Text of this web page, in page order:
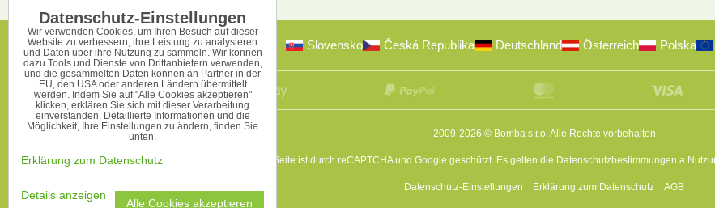
Slovensko Česká Republika Deutschland Österreich Polska
2009-2026 © Bomba s.r.o.Alle Rechte vorbehalten
Diese Seite ist durch reCAPTCHA und Google geschützt. Es gelten die Datenschutzbestimmungen a
Datenschutz-Einstellungen Erklärung zum Datenschutz AGB
Datenschutz-Einstellungen
Wir verwenden Cookies, um Ihren Besuch auf dieser
Website zu verbessern, ihre Leistung zu analysieren
und Daten über ihre Nutzung zu sammeln. Wir können
dazu Tools und Dienste von Drittanbietern verwenden,
und die gesammelten Daten können an Partner in der
EU, den USA oder anderen Ländern übermittelt
werden. Indem Sie auf "Alle Cookies akzeptieren"
klicken, erklären Sie sich mit dieser Verarbeitung
einverstanden. Detaillierte Informationen und die
Möglichkeit, Ihre Einstellungen zu ändern, finden Sie
unten.
Erklärung zum Datenschutz
Details anzeigen
Alle Cookies akzeptieren